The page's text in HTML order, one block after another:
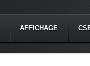
AFFICHAGE